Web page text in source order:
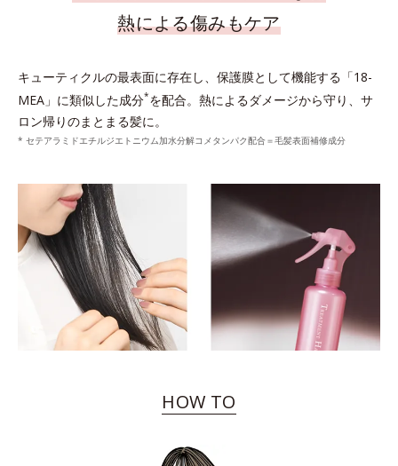
熱による傷みもケア
キューティクルの最表面に存在し、保護膜として機能する「18-
MEA」に類似した成分*を配合。熱によるダメージから守り、サ
ロン帰りのまとまる髪に。
* セテアラミドエチルジエトニウム加水分解コメタンパク配合＝毛髪表面補修成分
HOW TO